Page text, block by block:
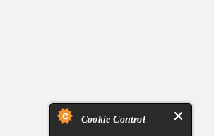
Cookie Control